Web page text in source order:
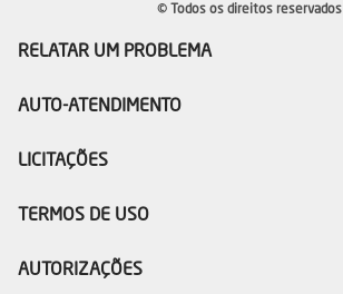
© Todos os direitos reservados
RELATAR UM PROBLEMA
AUTO-ATENDIMENTO
LICITAÇÕES
TERMOS DE USO
AUTORIZAÇÕES